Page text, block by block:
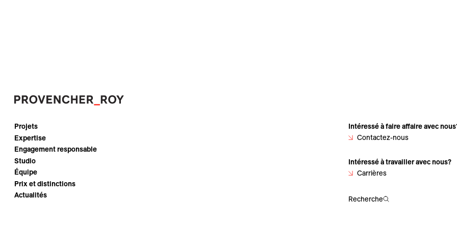
Projets
Expertise
Engagement responsable
Studio
Équipe
Prix et distinctions
Actualités
Intéressé à faire affaire avec
Contactez-nous
Intéressé à travailler avec nous?
Carrières
Recherche